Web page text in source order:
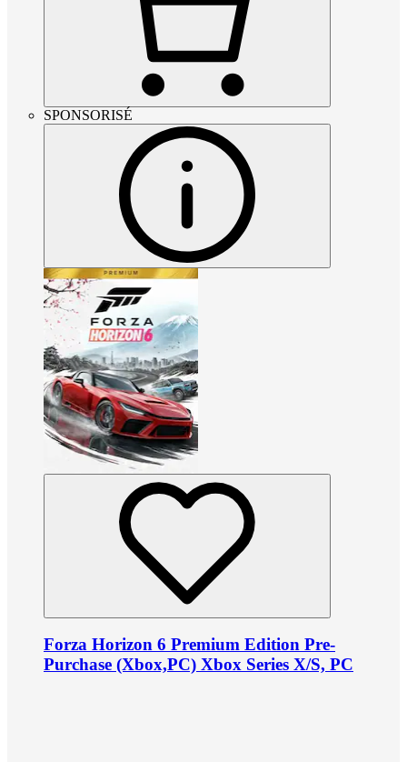
SPONSORISÉ
Forza Horizon 6 Premium Edition Pre-
Purchase (Xbox,PC) Xbox Series X/S, PC